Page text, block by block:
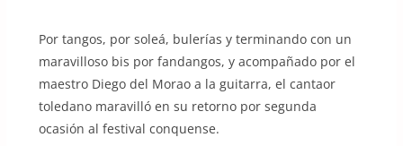
Por tangos, por soleá, bulerías y terminando con un
maravilloso bis por fandangos, y acompañado por el
maestro Diego del Morao a la guitarra, el cantaor
toledano maravilló en su retorno por segunda
ocasión al festival conquense.